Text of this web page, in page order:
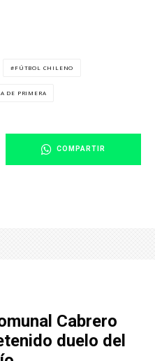
FÚTBOL CHILENO
DE PRIMERA
COMPARTIR
Cabrero
duelo del